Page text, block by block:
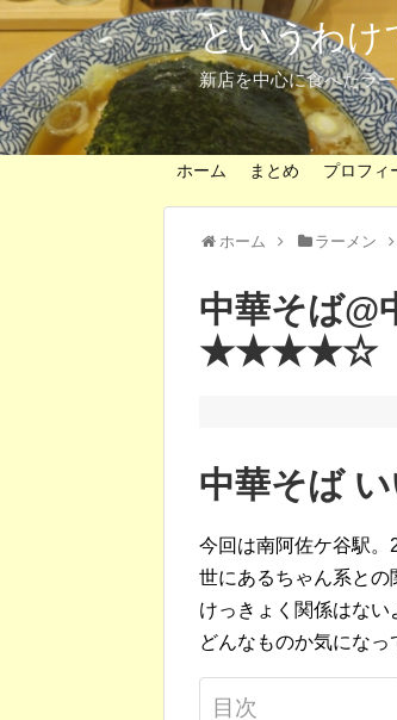
というわけ
新店を中心に食べたラ
ホーム まとめ プロフィ
ホーム ラーメン
中華そば@
★★★★☆
中華そば い
今回は南阿佐ケ谷駅。
世にあるちゃん系との
けっきょく関係はない
どんなものか気になっ
目次